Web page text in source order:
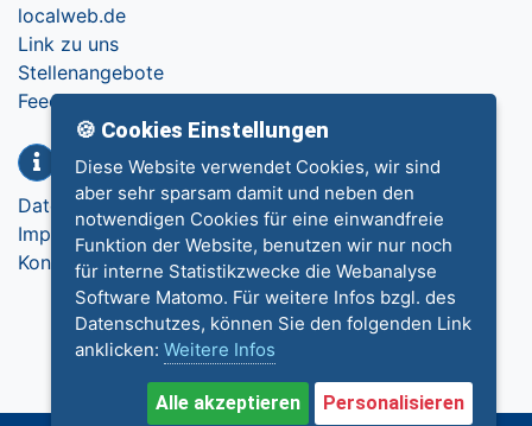
localweb.de
Link zu uns
Stellenangebote
Feedback
Info
Datenschutz
Impressum
Kontakt
🍪 Cookies Einstellungen
Diese Website verwendet Cookies, wir sind
aber sehr sparsam damit und neben den
notwendigen Cookies für eine einwandfreie
Funktion der Website, benutzen wir nur noch
für interne Statistikzwecke die Webanalyse
Software Matomo. Für weitere Infos bzgl. des
Datenschutzes, können Sie den folgenden Link
anklicken: Weitere Infos
Alle akzeptieren Personalisieren